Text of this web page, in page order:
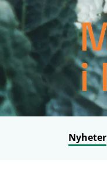
Nyheter